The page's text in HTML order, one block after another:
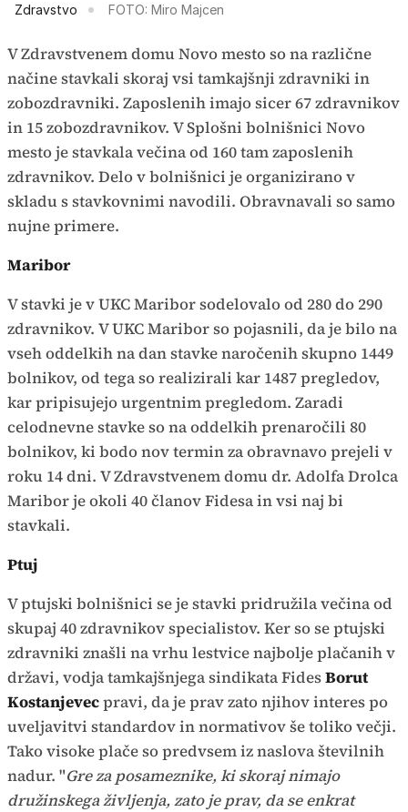
Zdravstvo FOTO: Miro Majcen
V Zdravstvenem domu Novo mesto so na različne
načine stavkali skoraj vsi tamkajšnji zdravniki in
zobozdravniki. Zaposlenih imajo sicer 67 zdravnikov
in 15 zobozdravnikov. V Splošni bolnišnici Novo
mesto je stavkala večina od 160 tam zaposlenih
zdravnikov. Delo v bolnišnici je organizirano v
skladu s stavkovnimi navodili. Obravnavali so samo
nujne primere.
Maribor
V stavki je v UKC Maribor sodelovalo od 280 do 290
zdravnikov. V UKC Maribor so pojasnili, da je bilo na
vseh oddelkih na dan stavke naročenih skupno 1449
bolnikov, od tega so realizirali kar 1487 pregledov,
kar pripisujejo urgentnim pregledom. Zaradi
celodnevne stavke so na oddelkih prenaročili 80
bolnikov, ki bodo nov termin za obravnavo prejeli v
roku 14 dni. V Zdravstvenem domu dr. Adolfa Drolca
Maribor je okoli 40 članov Fidesa in vsi naj bi
stavkali.
Ptuj
V ptujski bolnišnici se je stavki pridružila večina od
skupaj 40 zdravnikov specialistov. Ker so se ptujski
zdravniki znašli na vrhu lestvice najbolje plačanih v
državi, vodja tamkajšnjega sindikata FidesBorut
Kostanjevecpravi, da je prav zato njihov interes po
uveljavitvi standardov in normativov še toliko večji.
Tako visoke plače so predvsem iz naslova številnih
nadur. "Gre za posameznike, ki skoraj nimajo
družinskega življenja, zato je prav, da se enkrat